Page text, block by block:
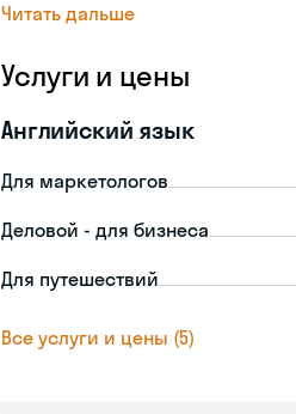
Читать дальше
Услуги и цены
Английский язык
Для маркетологов
Деловой - для бизнеса
Для путешествий
Все услуги и цены (5)